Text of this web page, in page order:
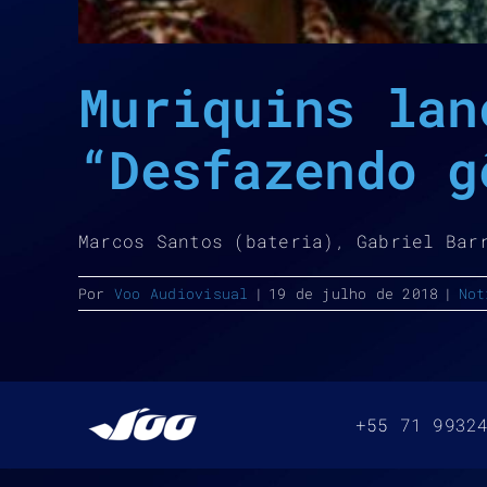
Muriquins
“Desfazendo
Marcos Santos (bateria), Gabriel
Por Voo Audiovisual | 19 de julho de 2018 |
+55 71